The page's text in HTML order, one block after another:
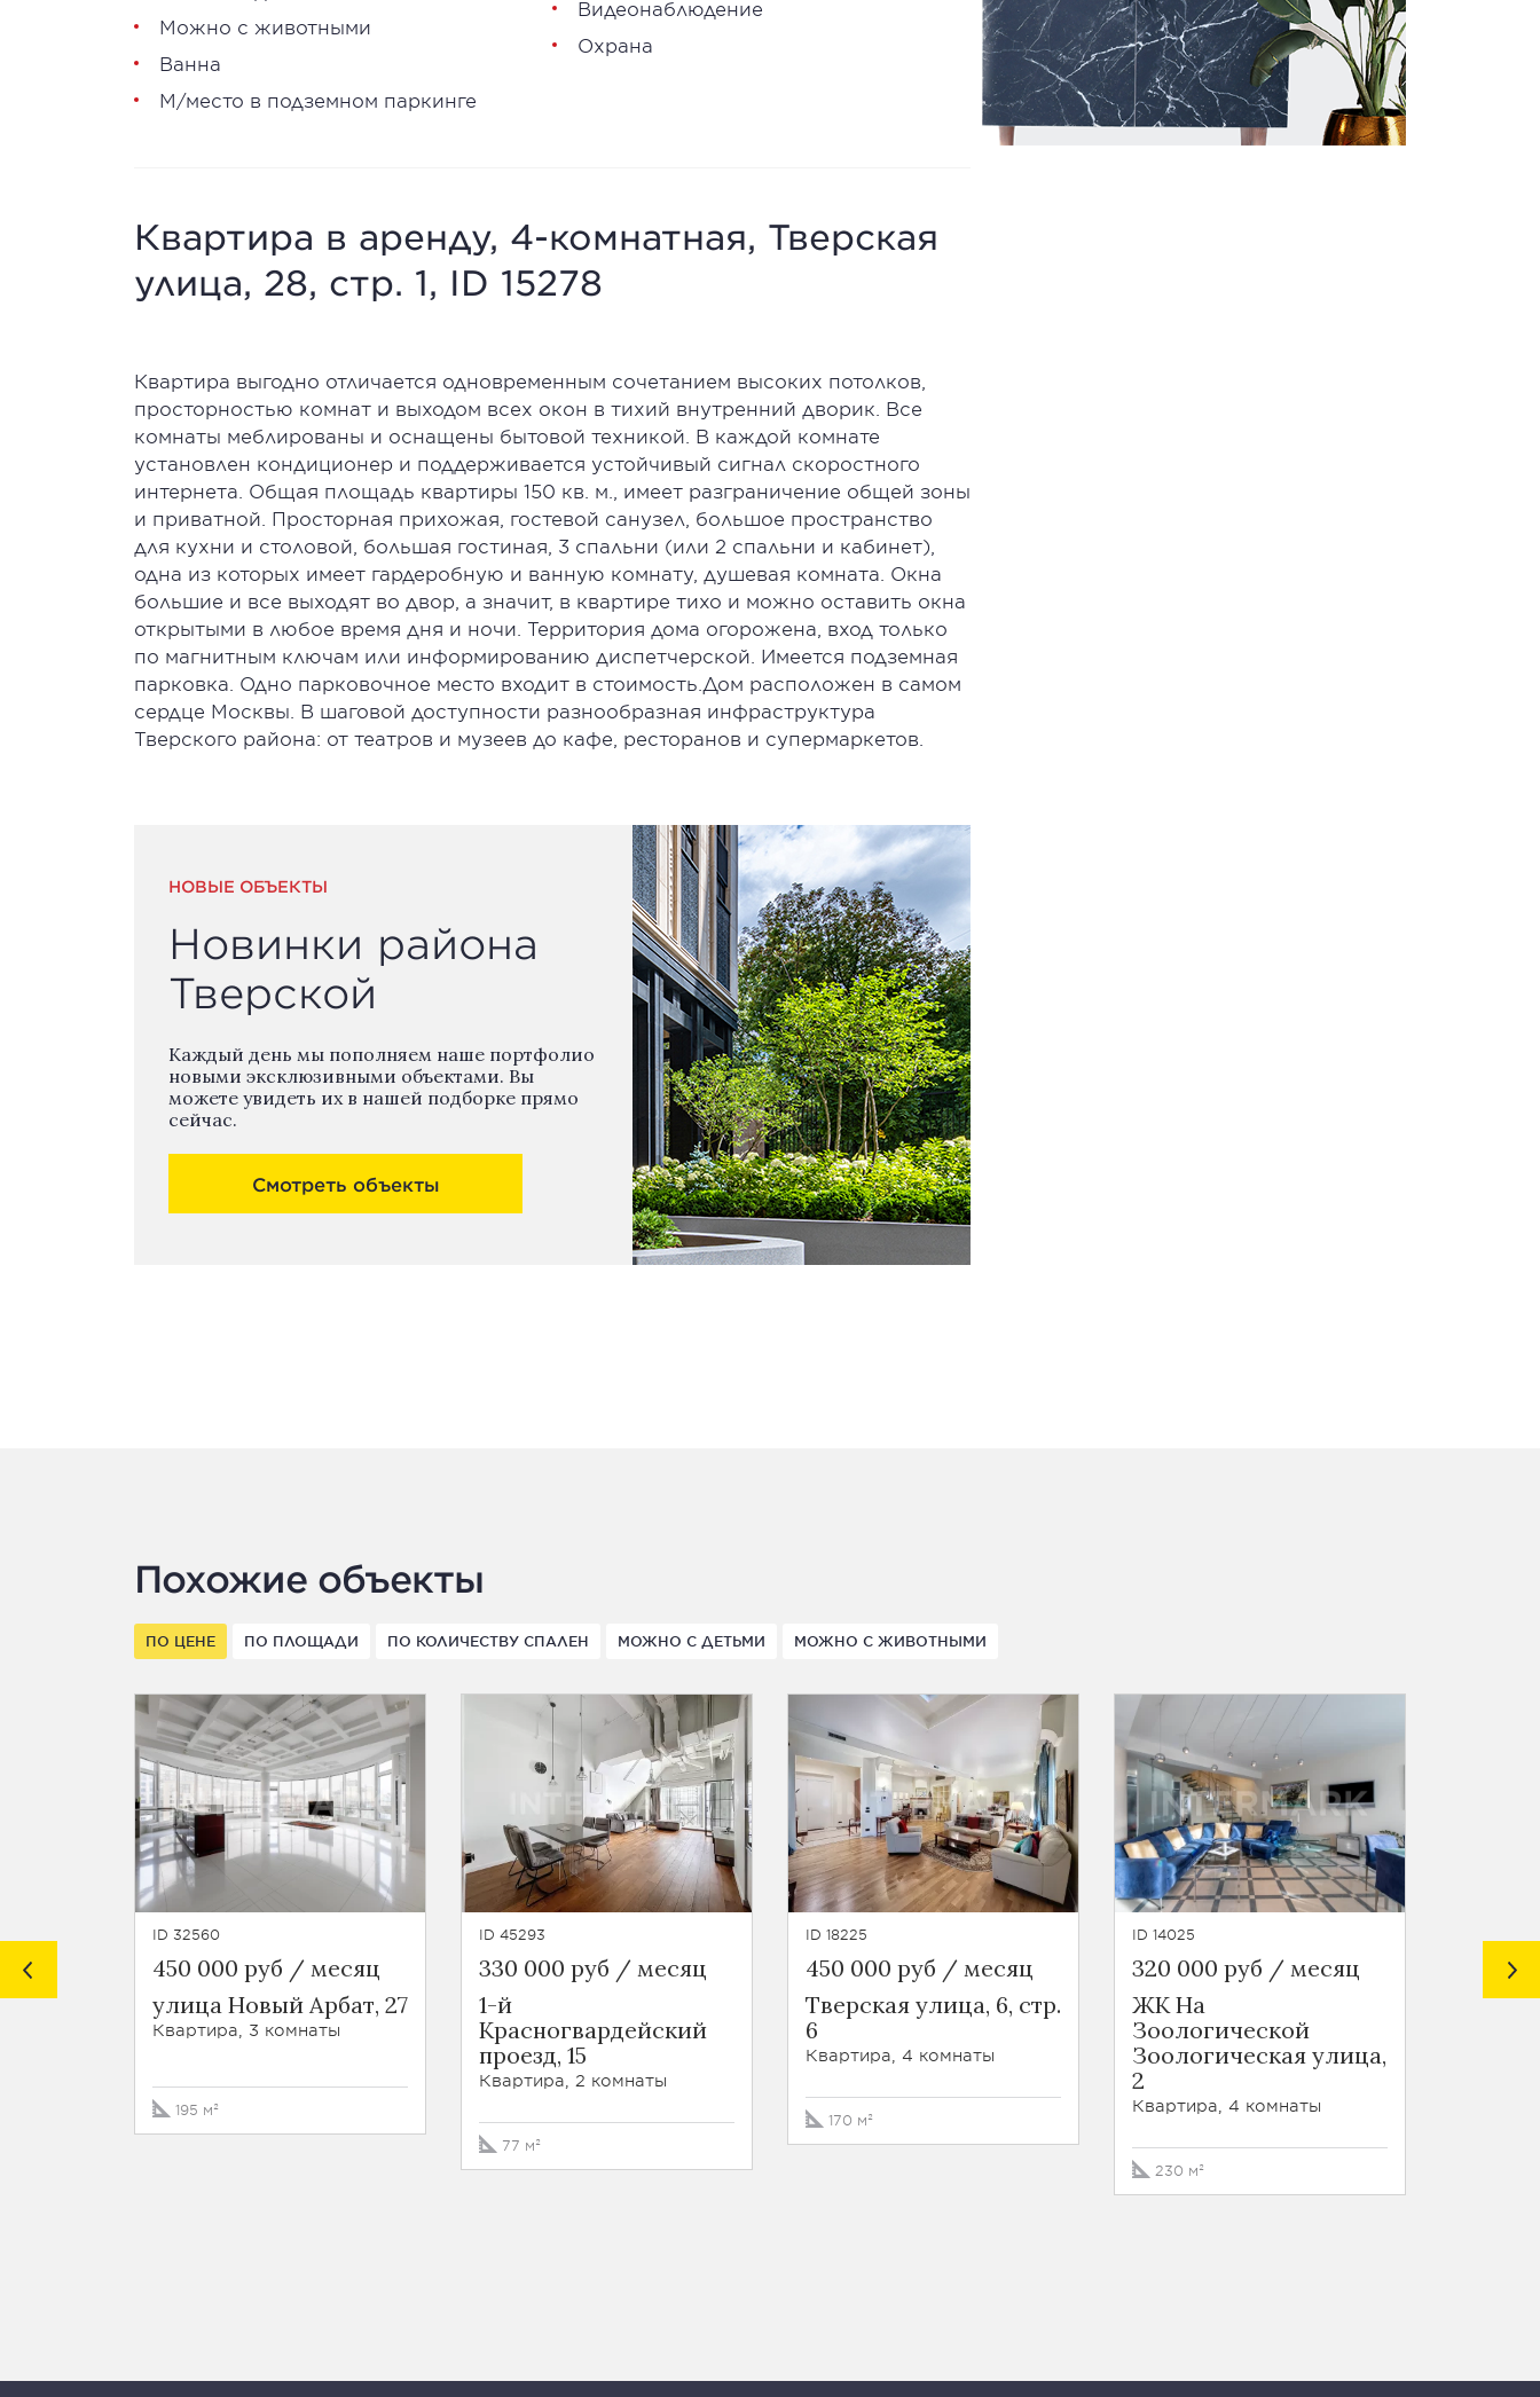
Можно с животными
Ванна
М/место в подземном паркинге
Видеонаблюдение
Охрана
Квартира в аренду, 4-комнатная, Тверская
улица, 28, стр. 1, ID 15278
Квартира выгодно отличается одновременным сочетанием высоких потолков,
просторностью комнат и выходом всех окон в тихий внутренний дворик. Все
комнаты меблированы и оснащены бытовой техникой. В каждой комнате
установлен кондиционер и поддерживается устойчивый сигнал скоростного
интернета. Общая площадь квартиры 150 кв. м., имеет разграничение общей зоны
и приватной. Просторная прихожая, гостевой санузел, большое пространство
для кухни и столовой, большая гостиная, 3 спальни (или 2 спальни и кабинет),
одна из которых имеет гардеробную и ванную комнату, душевая комната. Окна
большие и все выходят во двор, а значит, в квартире тихо и можно оставить окна
открытыми в любое время дня и ночи. Территория дома огорожена, вход только
по магнитным ключам или информированию диспетчерской. Имеется подземная
парковка. Одно парковочное место входит в стоимость.Дом расположен в самом
сердце Москвы. В шаговой доступности разнообразная инфраструктура
Тверского района: от театров и музеев до кафе, ресторанов и супермаркетов.
НОВЫЕ ОБЪЕКТЫ
Новинки района
Тверской
Каждый день мы пополняем наше портфолио
новыми эксклюзивными объектами. Вы
можете увидеть их в нашей подборке прямо
сейчас.
Смотреть объекты
Похожие объекты
ПО ЦЕНЕ ПО ПЛОЩАДИ ПО КОЛИЧЕСТВУ СПАЛЕН МОЖНО С ДЕТЬМИ МОЖНО С ЖИВОТНЫМИ
ID 32560
450 000 руб / месяц
улица Новый Арбат, 27
Квартира, 3 комнаты
195 м²
ID 45293
330 000 руб / месяц
1-й
Красногвардейский
проезд, 15
Квартира, 2 комнаты
77 м²
ID 18225
450 000 руб / месяц
Тверская улица, 6, стр.
6
Квартира, 4 комнаты
170 м²
ID 14025
320 000 руб / месяц
ЖК На
Зоологической
Зоологическая улица,
2
Квартира, 4 комнаты
230 м²
450